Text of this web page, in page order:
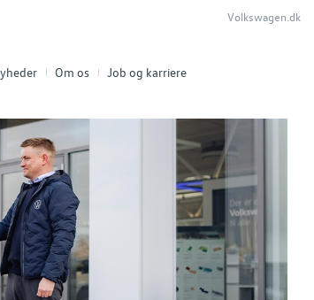
Om os Job og karriere
Volkswagen.dk